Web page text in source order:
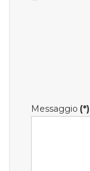
Messaggio (*)